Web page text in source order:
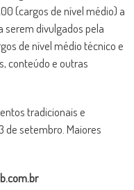
(cargos de nível médio) a
serem divulgados pela
de nível médio técnico e
conteúdo e outras
tradicionais e
de setembro. Maiores